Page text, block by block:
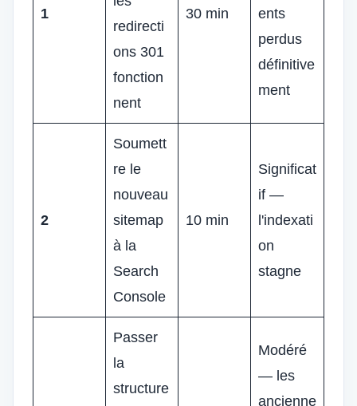
1
redirecti
ons 301
fonction
nent
30 min
ents
perdus
définitive
ment
2
Soumett
re le
nouveau
sitemap
à la
Search
Console
10 min
Significat
if —
l'indexati
on
stagne
Passer
la
structure
Modéré
— les
ancienne